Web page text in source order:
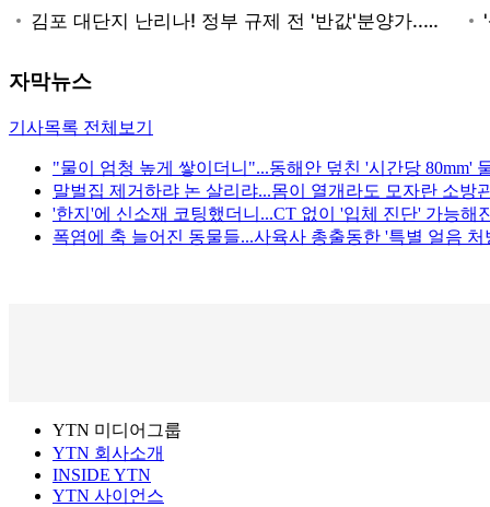
자막뉴스
기사목록 전체보기
"물이 엄청 높게 쌓이더니"...동해안 덮친 '시간당 80mm'
말벌집 제거하랴 논 살리랴...몸이 열개라도 모자란 소방
'한지'에 신소재 코팅했더니...CT 없이 '입체 진단' 가능해
폭염에 축 늘어진 동물들...사육사 총출동한 '특별 얼음
YTN 미디어그룹
YTN 회사소개
INSIDE YTN
YTN 사이언스